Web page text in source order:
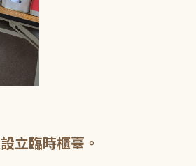
立臨時櫃臺。